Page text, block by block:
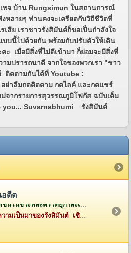
พจ บ้าน Rungsimun ในสถานการณ์
หลายๆ ท่านคงจะเครียดกับวิถีชีวิตที่
เสีย เราชาวรังสิมันต์ก็ขอเป็นกำลังใจ
บบนี้ไปด้วยกัน พร้อมกับปรับตัวให้เดิน
ะ เมื่อมีสิ่งที่ไม่ดีเข้ามา ก็ย่อมจะมีสิ่งที่
มปรารถนาดี จากใจของพวกเรา "ชาว
ติดตามกันได้ที่ Youtube :
ย่าลืมกดติดตาม กดไลค์ และกดแชร์
จากรายการสุวรรณภูมิโฟกัส ฉบับเต็ม
you... Suvarnabhumi รังสิมันต์
อดีต
รังสิมันต์ เกิดขึ้นในช่วงที่ละครวิทยุกำลังเฟื่องฟูอยู่ในยุคกว่า 60 ปีที่แล้ว โดยคุณวีระ จิรา (สี่เสี่ย ยีซีม่อน) ผู้จัดการและเจ้าของห้องบันทึกเสียงบริษัท ยีซีม่อน เรดิโอ จำกัด (
“ใครอยากรู้ความเป็นมาของรังสิมันต์ เชิญทางนี้ค่ะ”